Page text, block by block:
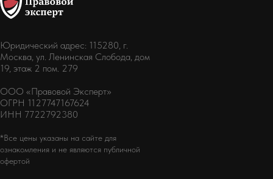
Юридический адрес: 115280, г.
Москва, ул. Ленинская Слобода, дом
19, этаж 2 пом. 279
ООО «Правовой Эксперт»
ОГРН 1127747167624
ИНН 7722792380
*Все цены указаны на сайте для
ознакомления и не являются публичной
офертой